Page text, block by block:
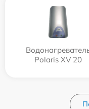
Polaris XV 20